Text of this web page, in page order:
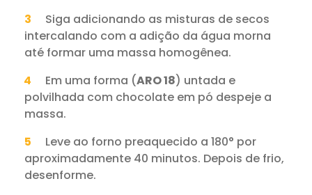
Siga adicionando as misturas de secos
intercalando com a adição da água morna
até formar uma massa homogênea.
Em uma forma (ARO 18) untada e
polvilhada com chocolate em pó despeje a
massa.
Leve ao forno preaquecido a 180° por
aproximadamente 40 minutos. Depois de frio,
desenforme.